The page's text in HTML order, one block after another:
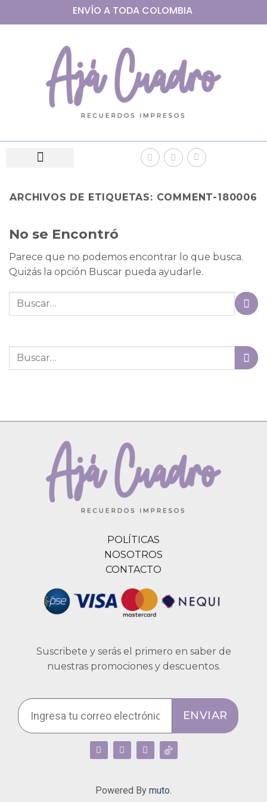
ENVÍO A TODA COLOMBIA
ARCHIVOS DE ETIQUETAS: COMMENT-180006
No se Encontró
Parece que no podemos encontrar lo que busca.
Quizás la opción Buscar pueda ayudarle.
POLÍTICAS
NOSOTROS
CONTACTO
Suscribete y serás el primero en saber de
nuestras promociones y descuentos.
ENVIAR
Powered By muto.